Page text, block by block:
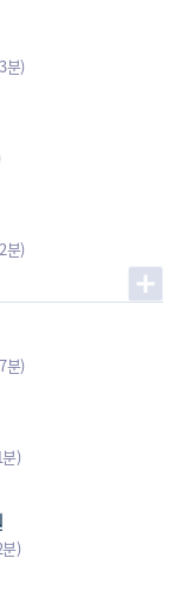
분)
분)
분)
)
)